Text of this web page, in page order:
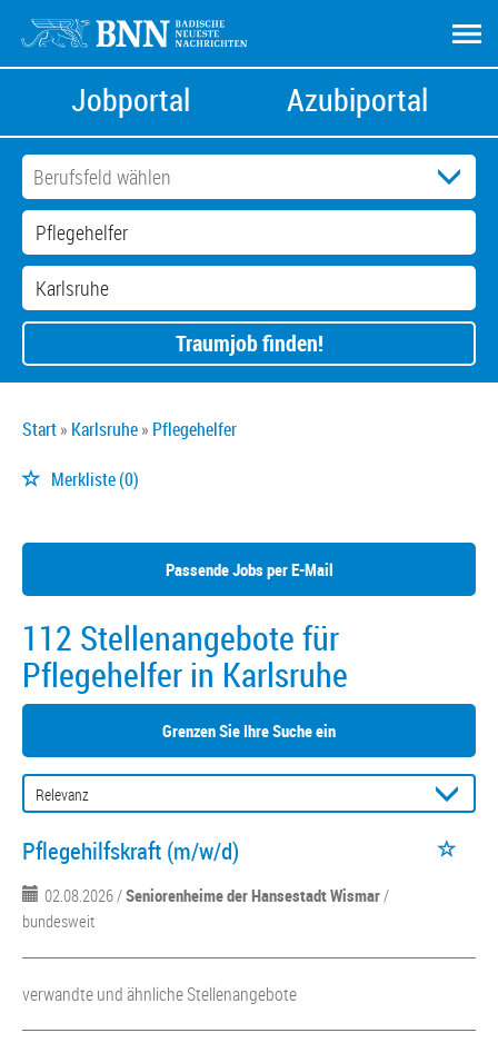
Jobportal Azubiportal
Traumjob finden!
Start Karlsruhe Pflegehelfer
Merkliste(0)
Passende Jobs per E-Mail
112 Stellenangebote für
Pflegehelfer in Karlsruhe
Grenzen Sie Ihre Suche ein
Pflegehilfskraft (m/w/d)
02.08.2026 /Seniorenheime der Hansestadt Wismar/
bundesweit
verwandte und ähnliche Stellenangebote